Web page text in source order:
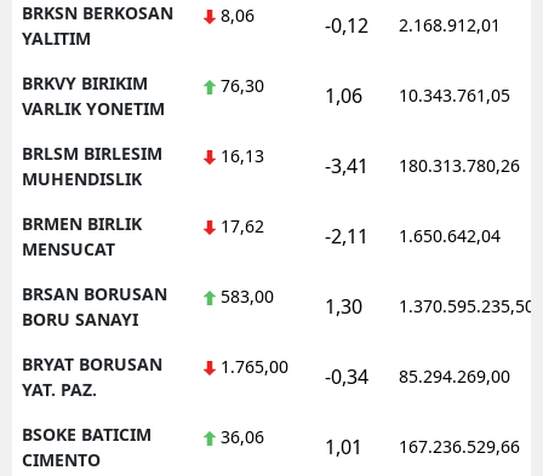
BRKSN BERKOSAN
YALITIM
8,06 -0,12 2.168.912,01
BRKVY BIRIKIM
VARLIK YONETIM
76,30 1,06 10.343.761,05
BRLSM BIRLESIM
MUHENDISLIK
16,13 -3,41 180.313.780,26
BRMEN BIRLIK
MENSUCAT
17,62 -2,11 1.650.642,04
BRSAN BORUSAN
BORU SANAYI
583,00 1,30 1.370.595.235,50
BRYAT BORUSAN
YAT. PAZ.
1.765,00 -0,34 85.294.269,00
BSOKE BATICIM
CIMENTO
36,06 1,01 167.236.529,66